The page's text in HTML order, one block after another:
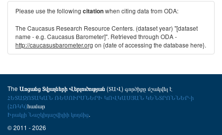
Please use the following citationwhen citing data from ODA:
The Caucasus Research Resource Centers. (dataset year) "[dataset
name - e.g. Caucasus Barometer]". Retrieved through ODA -
http://caucasusbarometer.org on {date of accessing the database here}.
The Առցանց Տվյալների Վերլուծության(ՏԱՎ) գործիքը մշակվել է
ՀԵՏԱԶՈՏԱԿԱՆ ՌԵՍՈՒՐՍՆԵՐԻ ԿՈՎԿԱՍՅԱՆ ԿԵՆՏՐՈՆՆԵՐ-ի
(ՀՌԿԿ)համար
Իրակլի Նաշկիդաշվիլիի կողմից.
© 2011 - 2026